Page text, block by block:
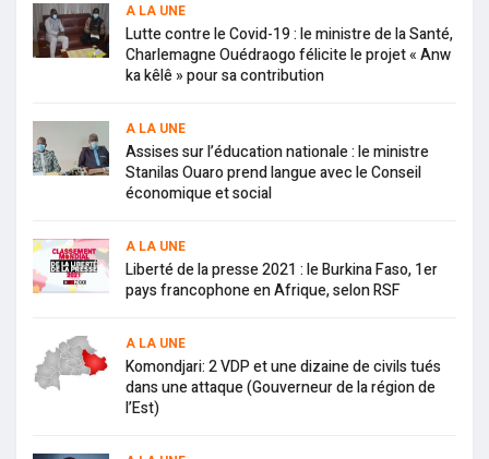
A LA UNE
Lutte contre le Covid-19 : le ministre de la Santé,
Charlemagne Ouédraogo félicite le projet « Anw
ka kêlê » pour sa contribution
A LA UNE
Assises sur l’éducation nationale : le ministre
Stanilas Ouaro prend langue avec le Conseil
économique et social
A LA UNE
Liberté de la presse 2021 : le Burkina Faso, 1er
pays francophone en Afrique, selon RSF
A LA UNE
Komondjari: 2 VDP et une dizaine de civils tués
dans une attaque (Gouverneur de la région de
l’Est)